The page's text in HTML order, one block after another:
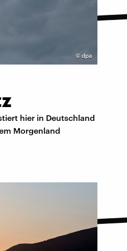
© dpa
hier in Deutschland
Morgenland